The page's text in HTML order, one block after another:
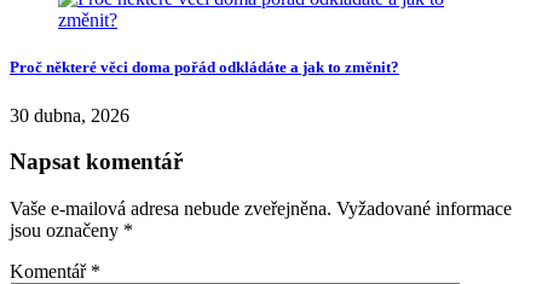
Proč některé věci doma pořád odkládáte a jak to změnit?
30 dubna, 2026
Napsat komentář
Vaše e-mailová adresa nebude zveřejněna. Vyžadované informace
jsou označeny *
Komentář *